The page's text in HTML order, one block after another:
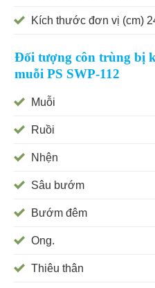
Kích thước đơn vị (cm)
Đối tượng côn trùng bị
muỗi PS SWP-112
Muỗi
Ruồi
Nhện
Sâu bướm
Bướm đêm
Ong.
Thiêu thân